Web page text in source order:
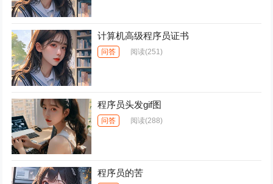
计算机高级程序员证书
问答 阅读(251)
程序员头发gif图
问答 阅读(288)
程序员的苦